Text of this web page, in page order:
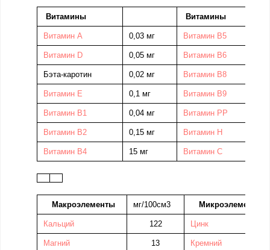
Витамины Витамины
Витамин A 0,03 мг Витамин В5
Витамин D 0,05 мг Витамин B6
Бэта-каротин 0,02 мг Витамин В8
Витамин E 0,1 мг Витамин В9
Витамин B1 0,04 мг Витамин РР
Витамин В2 0,15 мг Витамин Н
Витамин В4 15 мг Витамин C
Макроэлементы мг/100см3 Микроэлементы
Кальций 122 Цинк
Магний 13 Кремний